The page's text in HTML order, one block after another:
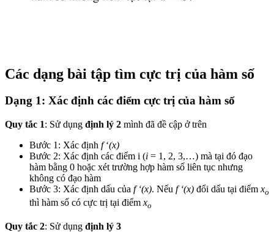
Các dạng bài tập tìm cực trị của hàm số
Dạng 1: Xác định các điểm cực trị của hàm số
Quy tắc 1: Sử dụng định lý 2 mình đã đề cập ở trên
Bước 1: Xác định f‘(x)
Bước 2: Xác định các điểm i (i = 1, 2, 3,…) mà tại đó đạo
hàm bằng 0 hoặc xét trường hợp hàm số liên tục nhưng
không có đạo hàm
Bước 3: Xác định dấu của f ‘(x). Nếu f ‘(x) đổi dấu tại điểm xo
thì hàm số có cực trị tại điểm xo
Quy tắc 2: Sử dụng định lý 3